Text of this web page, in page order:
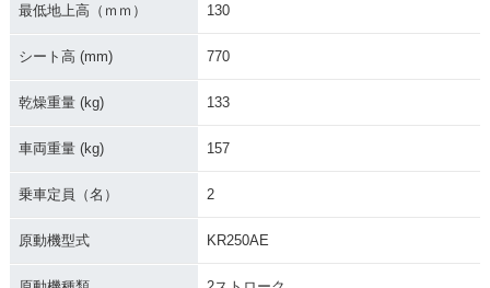
最低地上高（ｍｍ） 130
シート高 (mm) 770
乾燥重量 (kg) 133
車両重量 (kg) 157
乗車定員（名） 2
原動機型式 KR250AE